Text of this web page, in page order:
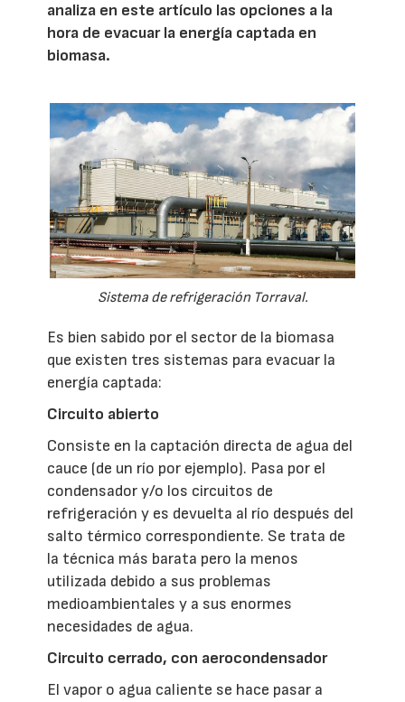
analiza en este artículo las opciones a la
hora de evacuar la energía captada en
biomasa.
Sistema de refrigeración Torraval.
Es bien sabido por el sector de la biomasa
que existen tres sistemas para evacuar la
energía captada:
Circuito abierto
Consiste en la captación directa de agua del
cauce (de un río por ejemplo). Pasa por el
condensador y/o los circuitos de
refrigeración y es devuelta al río después del
salto térmico correspondiente. Se trata de
la técnica más barata pero la menos
utilizada debido a sus problemas
medioambientales y a sus enormes
necesidades de agua.
Circuito cerrado, con aerocondensador
El vapor o agua caliente se hace pasar a